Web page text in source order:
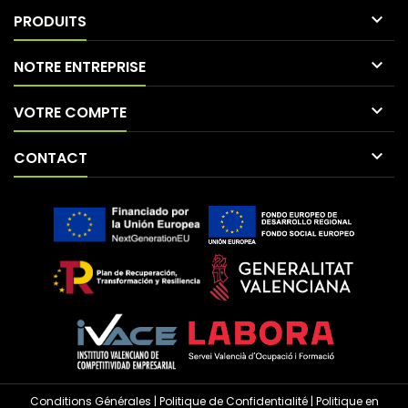
PRODUITS 
NOTRE ENTREPRISE 
VOTRE COMPTE 
CONTACT 
Conditions Générales | Politique de Confidentialité| Politique en